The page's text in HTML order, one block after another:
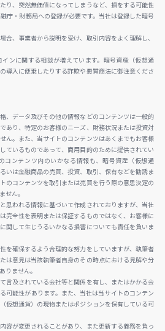
り、突然無価値になってしまうなど、損をする可能性
庁・財務局への登録が必要です。当社は登録した暗号
合、事業者から説明を受け、取引内容をよく理解し、
ンに関する相談が増えています。暗号資産（仮想通
導入に便乗したりする詐欺や悪質商法に御注意くださ
、データ及びその他の情報などのコンテンツは一般的
あり、特定のお客様のニーズ、財務状況または投資対
ん。また、当サイトのコンテンツはあくまでもお客様
ているものであって、商用目的のために提供されてい
コンテンツ内のいかなる情報も、暗号資産（仮想通
いは金融商品の売買、投資、取引、保有などを勧誘ま
のコンテンツを取引または売買を行う際の意思決定の
せん。
思われる情報に基づいて作成されておりますが、当社
完全性を表明または保証するものではなく、お客様に
関して生じうるいかなる損害についても責任を負いま
を確保するよう合理的な努力をしていますが、執筆者
は意見は当該執筆者自身のその時点における見解や分
りません。
言及されている会社等と関係を有し、またはかかる会
可能性があります。また、当社は当サイトのコンテン
仮想通貨）の現物またはポジションを保有している可
容が変更されることがあり、また更新する義務を負っ